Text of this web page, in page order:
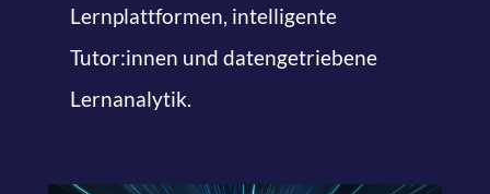
Lernplattformen, intelligente
Tutor:innen und datengetriebene
Lernanalytik.